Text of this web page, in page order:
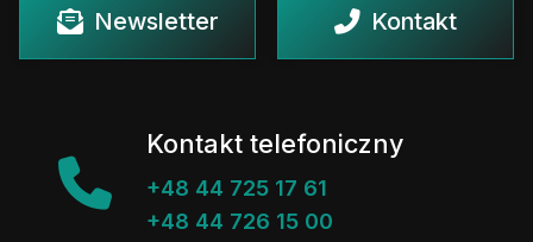
Newsletter Kontakt
Kontakt telefoniczny
+48 44 725 17 61
+48 44 726 15 00